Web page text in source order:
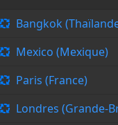
Bangkok
Mexico (Mexique)
Paris (France)
Londres (Grande-